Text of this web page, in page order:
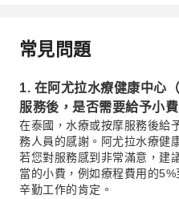
常見問題
1. 在阿尤拉水療健康中心
服務後，是否需要給予小費
在泰國，水療或按摩服務後給
務人員的感謝。阿尤拉水療健
若您對服務感到非常滿意，建
當的小費，例如療程費用的
辛勤工作的肯定。